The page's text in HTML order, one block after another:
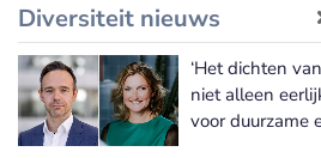
Diversiteit nieuws
‘Het dichten
niet alleen
voor duurzame